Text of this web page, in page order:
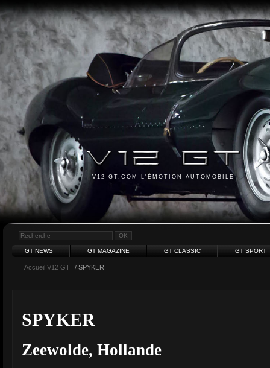
V12 GT.COM L'ÉMOTION AUTOMOBILE
GT NEWS GT MAGAZINE GT CLASSIC GT SPORT
Accueil V12 GT / SPYKER
SPYKER
Zeewolde, Hollande